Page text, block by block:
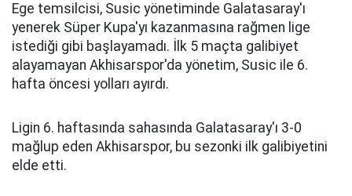
Ege temsilcisi, Susic yönetiminde Galatasaray'ı
yenerek Süper Kupa'yı kazanmasına rağmen lige
istediği gibi başlayamadı. İlk 5 maçta galibiyet
alayamayan Akhisarspor'da yönetim, Susic ile 6.
hafta öncesi yolları ayırdı.
Ligin 6. haftasında sahasında Galatasaray'ı 3-0
mağlup eden Akhisarspor, bu sezonki ilk galibiyetini
elde etti.